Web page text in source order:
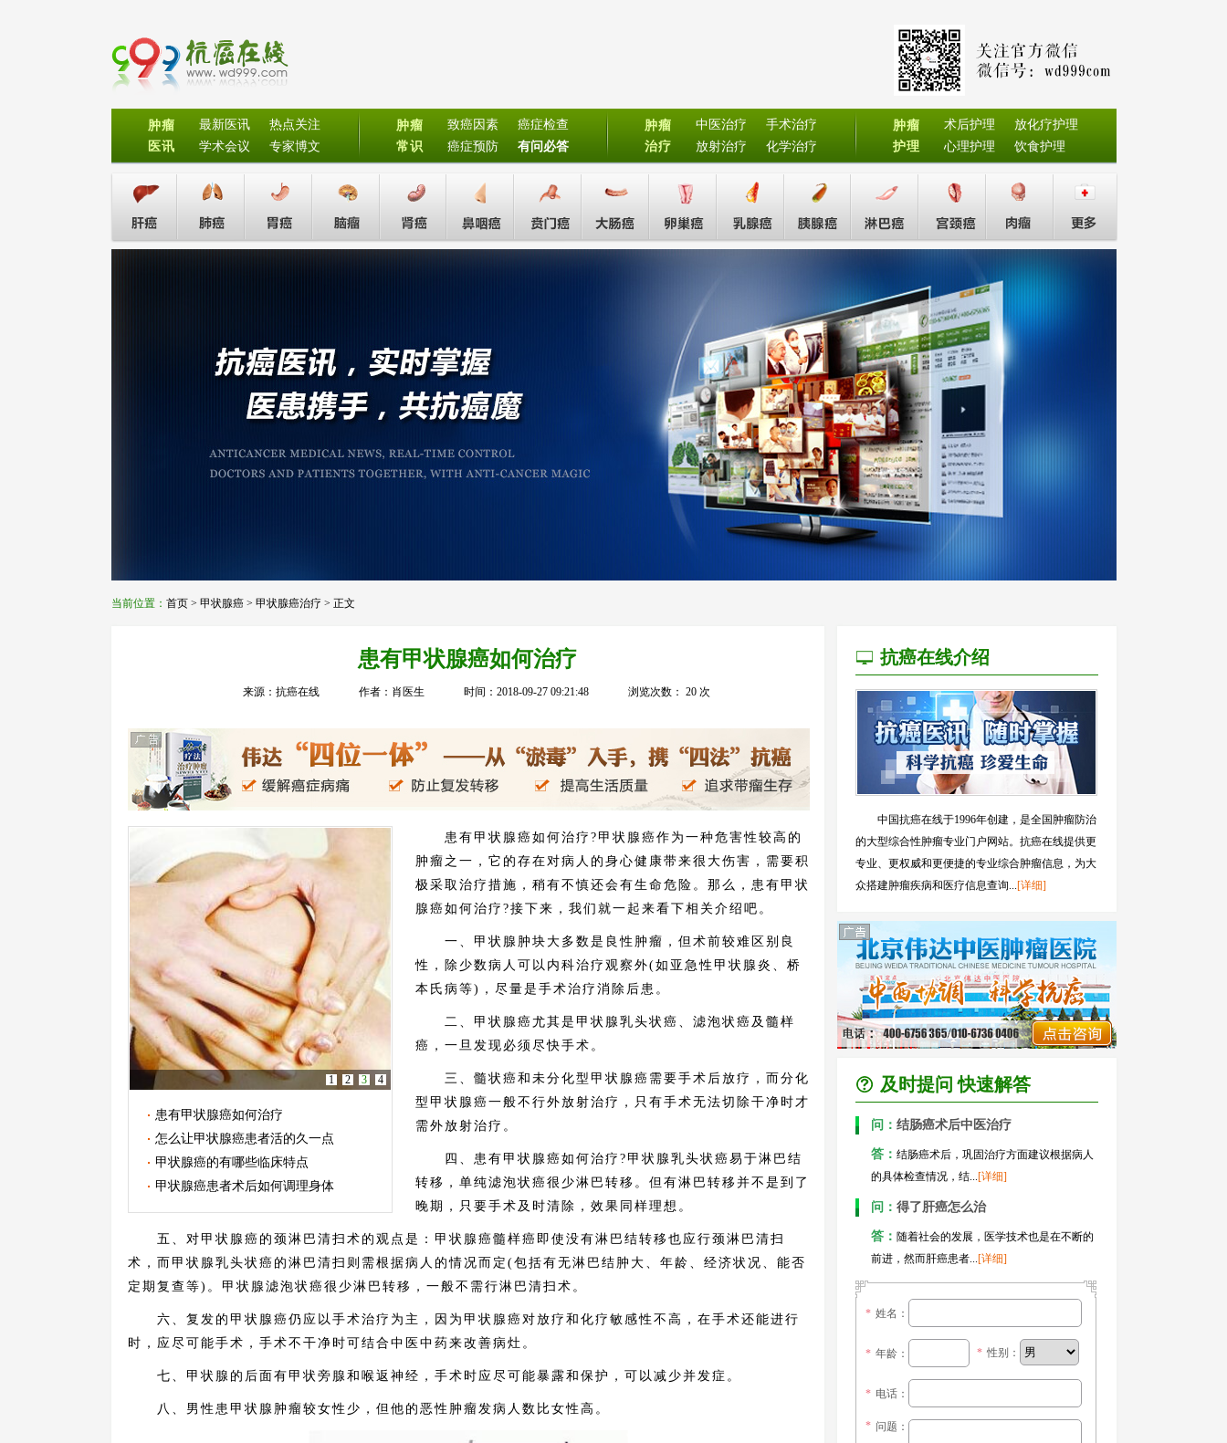
肿瘤
医讯
最新医讯
热点关注
学术会议
专家博文
肿瘤
常识
致癌因素
癌症检查
癌症预防
有问必答
肿瘤
治疗
中医治疗
手术治疗
放射治疗
化学治疗
肿瘤
护理
术后护理
放化疗护理
心理护理
饮食护理
当前位置： 首页> 甲状腺癌> 甲状腺癌治疗 > 正文
患有甲状腺癌如何治疗
来源：抗癌在线 作者：肖医生 时间：2018-09-27 09:21:48 浏览次数： 20 次
1 2 3 4
患有甲状腺癌如何治疗
怎么让甲状腺癌患者活的久一点
甲状腺癌的有哪些临床特点
甲状腺癌患者术后如何调理身体
患有甲状腺癌如何治疗?甲状腺癌作为一种危害性较高的
肿瘤之一，它的存在对病人的身心健康带来很大伤害，需要积
极采取治疗措施，稍有不慎还会有生命危险。那么，患有甲状
腺癌如何治疗?接下来，我们就一起来看下相关介绍吧。
一、甲状腺肿块大多数是良性肿瘤，但术前较难区别良
性，除少数病人可以内科治疗观察外(如亚急性甲状腺炎、桥
本氏病等)，尽量是手术治疗消除后患。
二、甲状腺癌尤其是甲状腺乳头状癌、滤泡状癌及髓样
癌，一旦发现必须尽快手术。
三、髓状癌和未分化型甲状腺癌需要手术后放疗，而分化
型甲状腺癌一般不行外放射治疗，只有手术无法切除干净时才
需外放射治疗。
四、患有甲状腺癌如何治疗?甲状腺乳头状癌易于淋巴结
转移，单纯滤泡状癌很少淋巴转移。但有淋巴转移并不是到了
晚期，只要手术及时清除，效果同样理想。
五、对甲状腺癌的颈淋巴清扫术的观点是：甲状腺癌髓样癌即使没有淋巴结转移也应行颈淋巴清扫
术，而甲状腺乳头状癌的淋巴清扫则需根据病人的情况而定(包括有无淋巴结肿大、年龄、经济状况、能否
定期复查等)。甲状腺滤泡状癌很少淋巴转移，一般不需行淋巴清扫术。
六、复发的甲状腺癌仍应以手术治疗为主，因为甲状腺癌对放疗和化疗敏感性不高，在手术还能进行
时，应尽可能手术，手术不干净时可结合中医中药来改善病灶。
七、甲状腺的后面有甲状旁腺和喉返神经，手术时应尽可能暴露和保护，可以减少并发症。
八、男性患甲状腺肿瘤较女性少，但他的恶性肿瘤发病人数比女性高。
抗癌在线介绍
中国抗癌在线于1996年创建，是全国肿瘤防治
的大型综合性肿瘤专业门户网站。抗癌在线提供更
专业、更权威和更便捷的专业综合肿瘤信息，为大
众搭建肿瘤疾病和医疗信息查询...[详细]
及时提问 快速解答
问： 结肠癌术后中医治疗
答： 结肠癌术后，巩固治疗方面建议根据病人
的具体检查情况，结...[详细]
问： 得了肝癌怎么治
答： 随着社会的发展，医学技术也是在不断的
前进，然而肝癌患者...[详细]
* 姓名：
* 年龄： * 性别：
* 电话：
* 问题：